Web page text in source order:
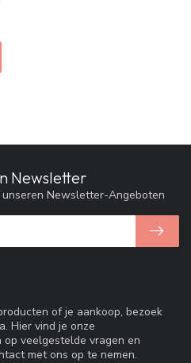
of je aankoop, bezoek
Hier vind je onze
veelgestelde vragen en
met ons op te nemen.
Newsletter
Newsletter-Angeboten